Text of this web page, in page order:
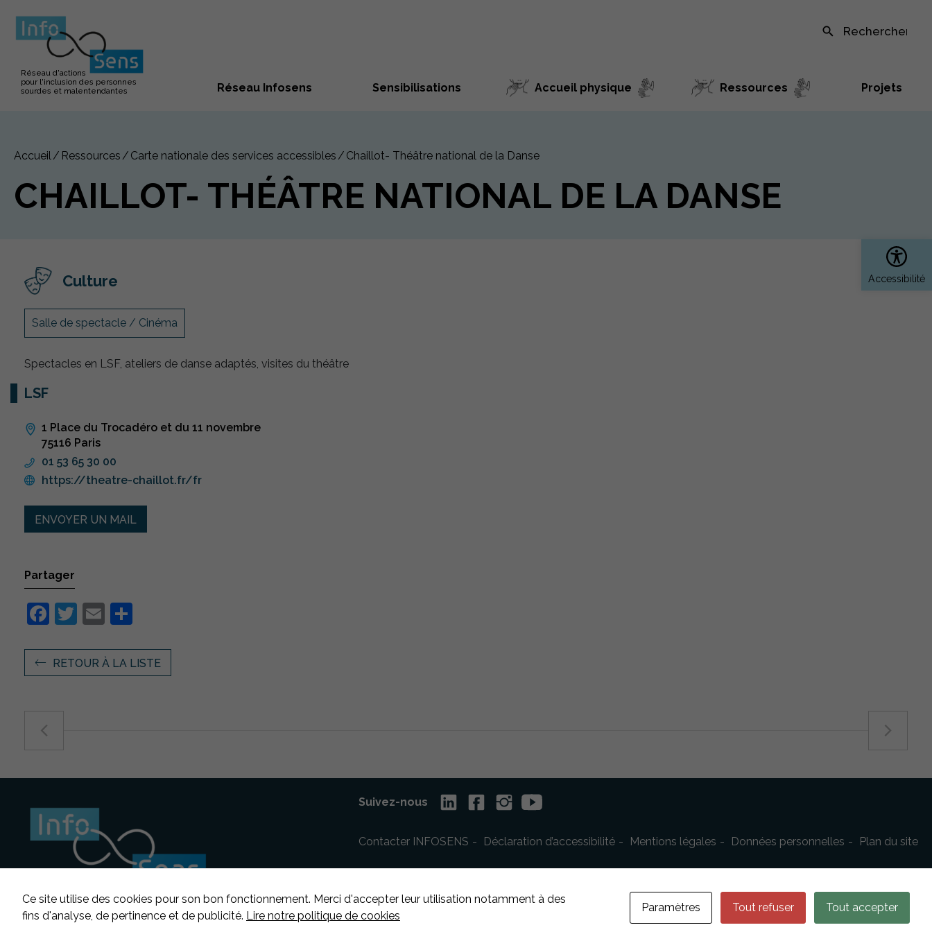
Réseau d'actions
pour l'inclusion des personnes
sourdes et malentendantes
Réseau Infosens Sensibilisations Accueil physique Ressources Projets
Recherche sur le site
Accueil Ressources Carte nationale des services accessibles Chaillot- Théâtre national de la Danse
CHAILLOT- THÉÂTRE NATIONAL DE LA DANSE
Culture
Salle de spectacle / Cinéma
Spectacles en LSF, ateliers de danse adaptés, visites du théâtre
LSF
1 Place du Trocadéro et du 11 novembre
75116 Paris
01 53 65 30 00
https://theatre-chaillot.fr/fr
ENVOYER UN MAIL
Partager
Facebook
Twitter
Email
RETOUR À LA LISTE
Suivez-nous
Contacter INFOSENS Déclaration d’accessibilité Mentions légales Données personnelles Plan du site
Ce site utilise des cookies pour son bon fonctionnement. Merci d'accepter leur utilisation notamment à des
fins d'analyse, de pertinence et de publicité. Lire notre politique de cookies
Paramètres Tout refuser Tout accepter